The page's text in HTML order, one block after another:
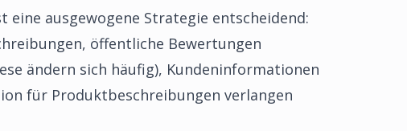
eine ausgewogene Strategie entscheidend:
öffentliche Bewertungen
ändern sich häufig), Kundeninformationen
für Produktbeschreibungen verlangen